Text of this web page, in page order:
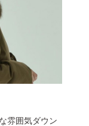
雰囲気ダウン